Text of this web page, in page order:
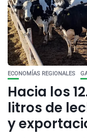
ECONOMÍAS REGIONALES
Hacia los
litros de
y